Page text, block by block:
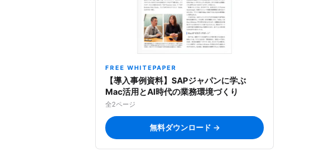
FREE WHITEPAPER
【導入事例資料】SAPジャパンに学ぶ
Mac活用とAI時代の業務環境づくり
全2ページ
無料ダウンロード →